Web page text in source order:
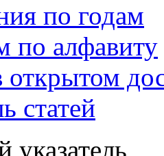
по годам
по алфавиту
открытом
статей
указатель